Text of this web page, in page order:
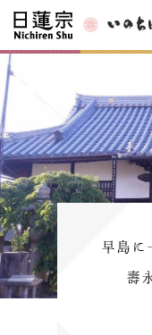
早島に
壽